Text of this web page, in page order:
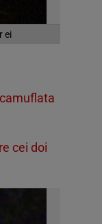
ei
cei doi